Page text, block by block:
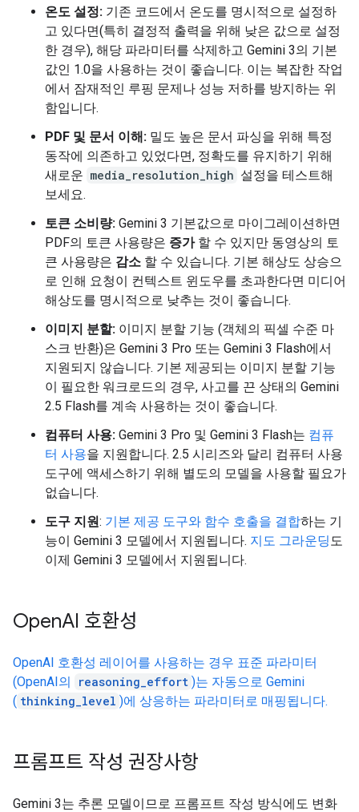
온도 설정: 기존 코드에서 온도를 명시적으로 설정하
고 있다면(특히 결정적 출력을 위해 낮은 값으로 설정
한 경우), 해당 파라미터를 삭제하고 Gemini 3의 기본
값인 1.0을 사용하는 것이 좋습니다. 이는 복잡한 작업
에서 잠재적인 루핑 문제나 성능 저하를 방지하는 위
함입니다.
PDF 및 문서 이해: 밀도 높은 문서 파싱을 위해 특정
동작에 의존하고 있었다면, 정확도를 유지하기 위해
새로운 media_resolution_high 설정을 테스트해
보세요.
토큰 소비량: Gemini 3 기본값으로 마이그레이션하면
PDF의 토큰 사용량은 증가할 수 있지만 동영상의 토
큰 사용량은 감소 할 수 있습니다. 기본 해상도 상승으
로 인해 요청이 컨텍스트 윈도우를 초과한다면 미디어
해상도를 명시적으로 낮추는 것이 좋습니다.
이미지 분할: 이미지 분할 기능 (객체의 픽셀 수준 마
스크 반환)은 Gemini 3 Pro 또는 Gemini 3 Flash에서
지원되지 않습니다. 기본 제공되는 이미지 분할 기능
이 필요한 워크로드의 경우, 사고를 끈 상태의 Gemini
2.5 Flash를 계속 사용하는 것이 좋습니다.
컴퓨터 사용: Gemini 3 Pro 및 Gemini 3 Flash는 컴퓨
터 사용을 지원합니다. 2.5 시리즈와 달리 컴퓨터 사용
도구에 액세스하기 위해 별도의 모델을 사용할 필요가
없습니다.
도구 지원: 기본 제공 도구와 함수 호출을 결합하는 기
능이 Gemini 3 모델에서 지원됩니다. 지도 그라운딩도
이제 Gemini 3 모델에서 지원됩니다.
OpenAI 호환성
OpenAI 호환성 레이어를 사용하는 경우 표준 파라미터
(OpenAI의
reasoning_effort )는 자동으로 Gemini
( thinking_level )에 상응하는 파라미터로 매핑됩니다.
프롬프트 작성 권장사항
Gemini 3는 추론 모델이므로 프롬프트 작성 방식에도 변화